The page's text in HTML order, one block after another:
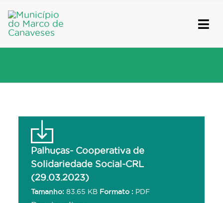
to
content
Palhuças- Cooperativa de
Solidariedade Social-CRL
(29.03.2023)
Tamanho: 83.65 KB Formato : PDF